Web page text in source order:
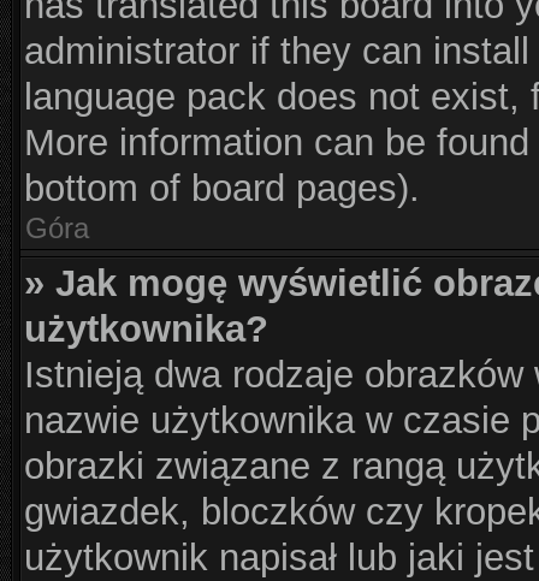
administrator if they can
language pack does not
More information can be
bottom of board pages).
Góra
» Jak mogę wyświetlić
użytkownika?
Istnieją dwa rodzaje
nazwie użytkownika w czasie
obrazki związane z rangą
gwiazdek, bloczków czy
użytkownik napisał lub jaki